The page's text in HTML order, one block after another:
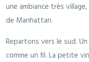
une ambiance très
de Manhattan.
Repartons vers le sud.
comme un fil. La petite